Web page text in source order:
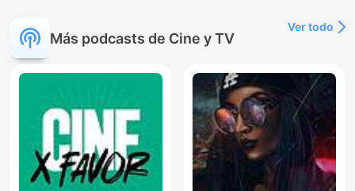
Más podcasts de Cine y TV
Ver todo